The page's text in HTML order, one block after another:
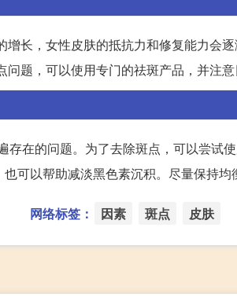
长，女性皮肤的抵抗力和修复能力会
题，可以使用专门的祛斑产品，并注
存在的问题。为了去除斑点，可以尝试
可以帮助减淡黑色素沉积。尽量保持均
网络标签： 因素 斑点 皮肤